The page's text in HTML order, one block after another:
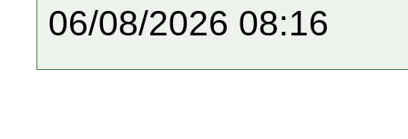
06/08/2026 08:16